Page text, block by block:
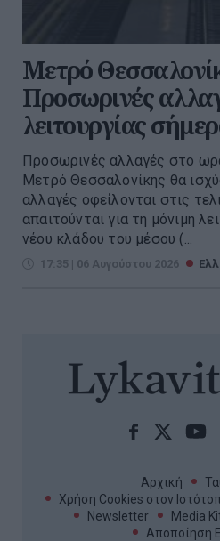
Μετρό
Προσωρινές
λειτουργίας
Προσωρινές αλλαγές στο
Μετρό Θεσσαλονίκης θα
αλλαγές οφείλονται στις
απαιτούνται για τη μόνιμη
νέου κλάδου του μέσου (...
17:35 | 06 Αυγούστου 2026
Αρχική
Χρήση Cookies στον
Newsletter
Media
Αποποίηση